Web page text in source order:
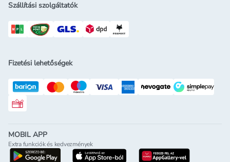
Szállítási szolgáltatók
Fizetési lehetőségek
Rossmann ajándékkártya
MOBIL APP
Extra funkciók és kedvezmények
letöltés a google-play-rölletöltés az app-store-ból
letöltés